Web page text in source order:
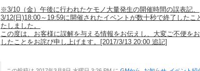
※3/10（金）午後に行われたケモノ大量発生の開催時間の誤表記、
3/12(日)18:00～19:59に開催されたイベントが数十秒で終了したこ
たしました。
この度は、お客様に誤解を与える情報をお伝えし、大変ご不便を
したことをお詫び申し上げます。[2017/3/13 20:00 追記]